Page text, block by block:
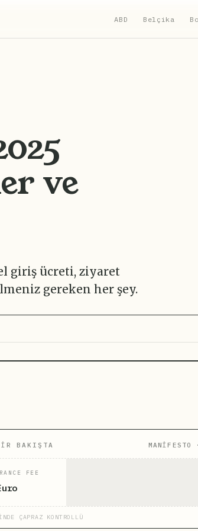
ABD Belçika
ve
giriş ücreti, ziyaret
gereken her şey.
BAKIŞTA
FEE
ÇAPRAZ KONTROLLÜ